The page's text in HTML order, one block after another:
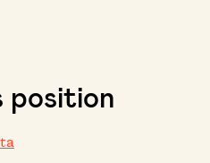
position